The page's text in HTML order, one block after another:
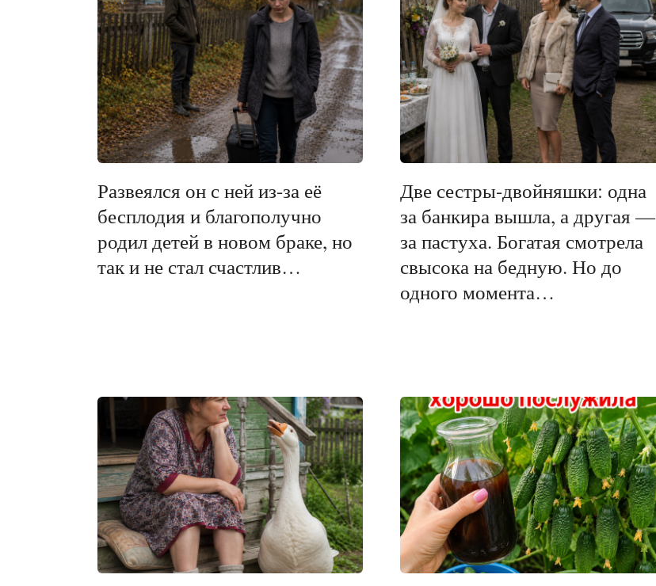
Развеялся он с ней из-за её
бесплодия и благополучно
родил детей в новом браке, но
так и не стал счастлив…
Две сестры-двойняшки: одна
за банкира вышла, а другая —
за пастуха. Богатая смотрела
свысока на бедную. Но до
одного момента…